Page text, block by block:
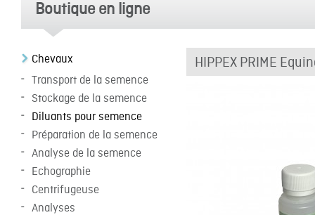
Boutique en ligne
Chevaux
Transport de la semence
Stockage de la semence
Diluants pour semence
Préparation de la semence
Analyse de la semence
Echographie
Centrifugeuse
Analyses
HIPPEX PRIME